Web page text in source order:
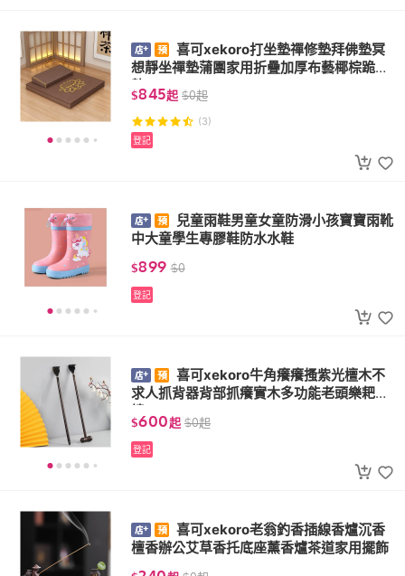
喜可xekoro打坐墊禪修墊拜佛墊冥
想靜坐禪墊蒲團家用折疊加厚布藝椰棕跪拜
墊
$845起 $0起
(3)
登記
兒童雨鞋男童女童防滑小孩寶寶雨靴
中大童學生專膠鞋防水水鞋
$899 $0
登記
喜可xekoro牛角癢癢搔紫光檀木不
求人抓背器背部抓癢實木多功能老頭樂耙子
$600起 $0起
登記
喜可xekoro老翁釣香插線香爐沉香
檀香辦公艾草香托底座薰香爐茶道家用擺飾